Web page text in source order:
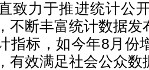
致力于推进统计公
不断丰富统计数据发
指标，如今年8月份
有效满足社会公众数